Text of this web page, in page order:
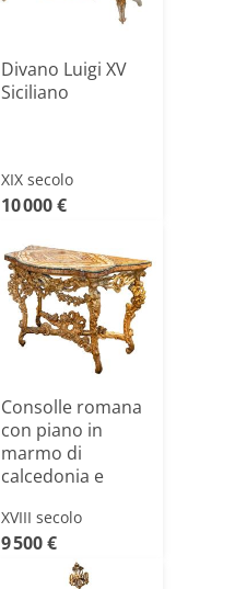
Divano Luigi XV
Siciliano
XIX secolo
10 000 €
Consolle romana
con piano in
marmo di
calcedonia e
XVIII secolo
9 500 €